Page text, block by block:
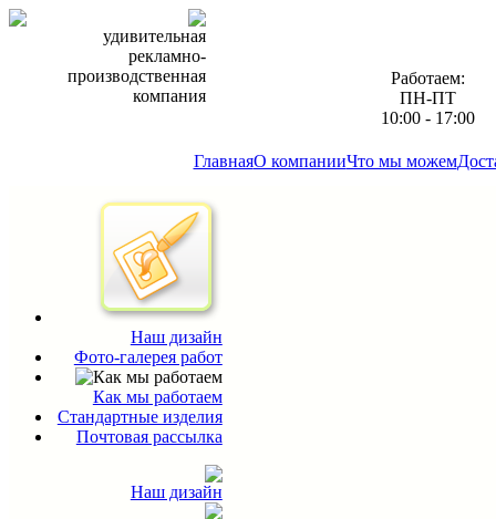
удивительная
рекламно-
производственная
компания
Работаем:
ПН-ПТ
10:00 - 17:00
ГлавнаяО компанииЧто мы можем
Наш дизайн
Фото-галерея работ
Как мы работаем
Стандартные изделия
Почтовая рассылка
Наш дизайн